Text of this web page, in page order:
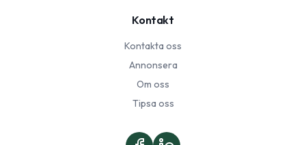
Kontakt
Kontakta oss
Annonsera
Om oss
Tipsa oss